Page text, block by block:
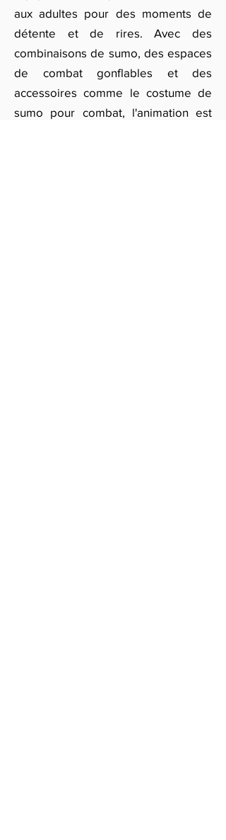
aux adultes pour des moments de
détente et de rires. Avec des
combinaisons de sumo, des espaces
de combat gonflables et des
accessoires comme le costume de
sumo pour combat, l'animation est